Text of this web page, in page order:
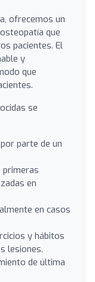
ofrecemos un
que
pacientes. El
y
que
se
parte de un
primeras
en
en casos
y hábitos
lesiones.
de última